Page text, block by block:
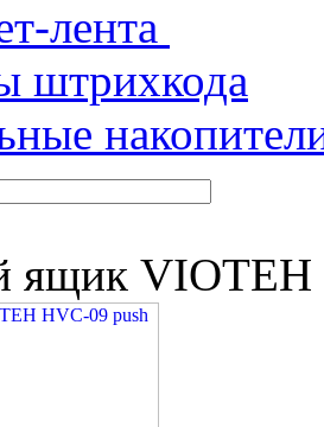
лента
штрихкода
ящик VIOTEH